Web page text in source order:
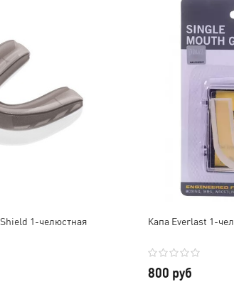
1-челюстная Капа Everlast 1-
800 руб